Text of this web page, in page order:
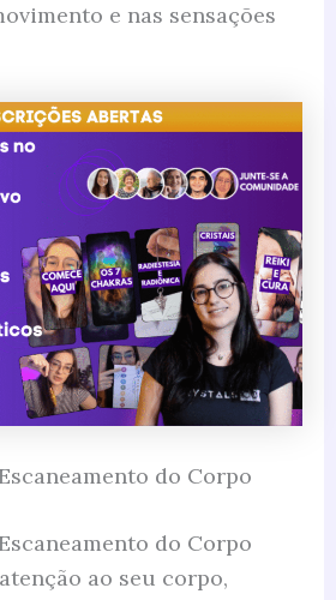
e nas sensações
do Corpo
do Corpo
ao seu corpo,